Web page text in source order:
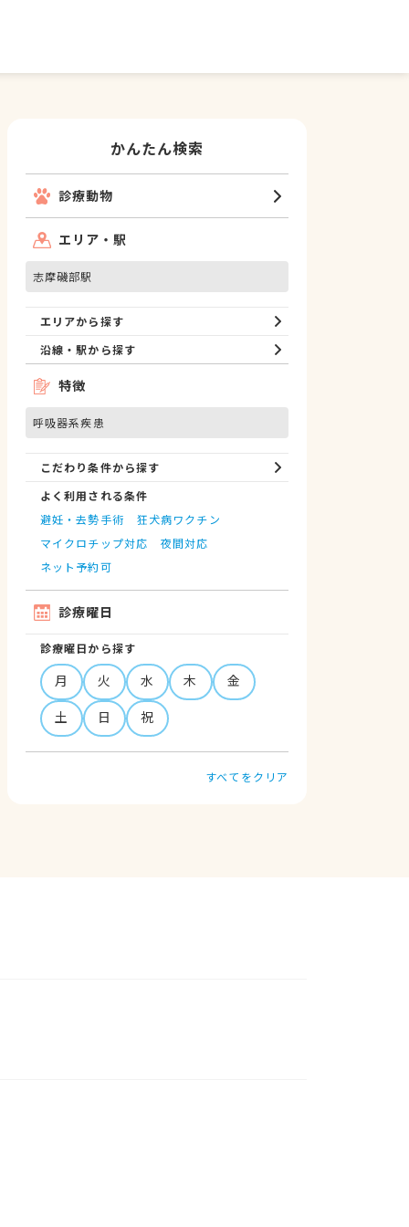
かんたん検索
診療動物
エリア・駅
志摩磯部駅
エリアから探す
沿線・駅から探す
特徴
呼吸器系疾患
こだわり条件から探す
よく利用される条件
避妊・去勢手術
狂犬病ワクチン
マイクロチップ対応
夜間対応
ネット予約可
診療曜日
診療曜日から探す
月 火 水 木
金
土
日 祝
すべてをクリア